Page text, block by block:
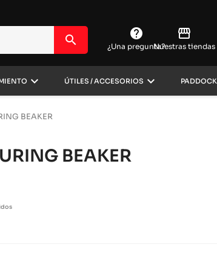
search help
¿Una pregunta?
storefront
Nuestras tiendas
keyboard_arrow_down ÚTILES / ACCESORIOS keyboard_arrow_down PADDOCK
BEAKER
BEAKER